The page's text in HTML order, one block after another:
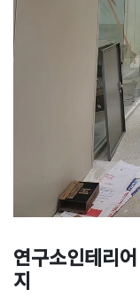
연구소인테리
지